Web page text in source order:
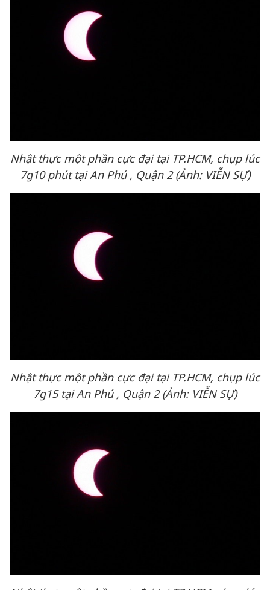
Nhật thực một phần cực đại tại TP.HCM, chụp lúc
7g10 phút tại An Phú , Quận 2 (Ảnh: VIỄN SỰ)
Nhật thực một phần cực đại tại TP.HCM, chụp lúc
7g15 tại An Phú , Quận 2 (Ảnh: VIỄN SỰ)